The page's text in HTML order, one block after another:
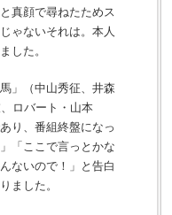
真顔で尋ねたためス
ゃないそれは。本人
した。
」（中山秀征、井森
ロバート・山本
り、番組終盤になっ
「ここで言っとかな
ないので！」と告白
ました。